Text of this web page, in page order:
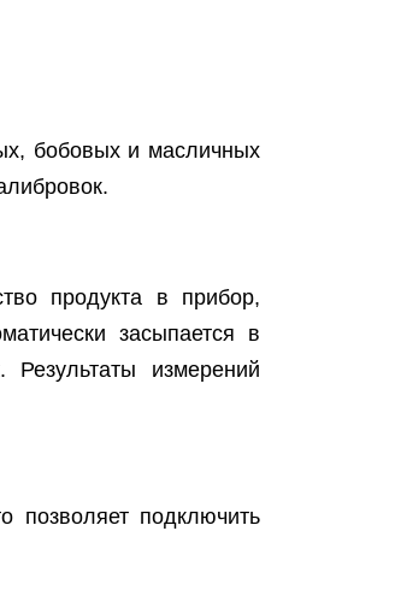
бобовых и масличных
продукта в прибор,
засыпается в
измерений
подключить